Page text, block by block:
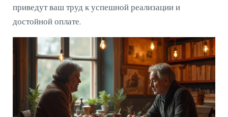
приведут ваш труд к успешной реализации и
достойной оплате.